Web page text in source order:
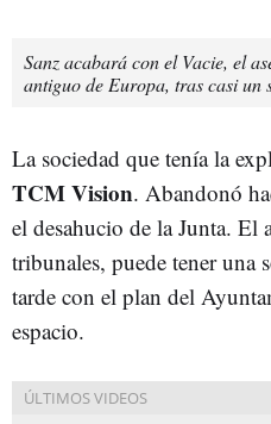
Sanz acabará con el Vacie, el
antiguo de Europa, tras casi un
La sociedad que tenía la
TCM Vision. Abandonó
el desahucio de la Junta. El
tribunales, puede tener una
tarde con el plan del
espacio.